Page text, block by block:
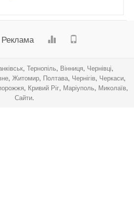
Реклама
, Тернопіль, Вінниця, Чернівці,
, Житомир, Полтава, Чернігів, Черкаси,
, Кривий Ріг, Маріуполь, Миколаїв,
Сайти.